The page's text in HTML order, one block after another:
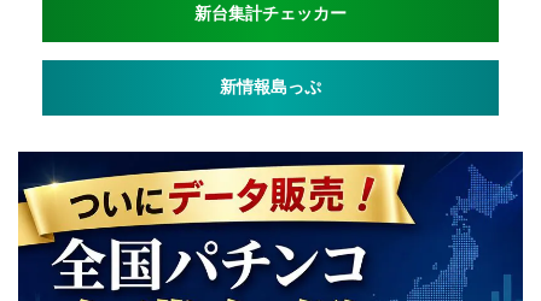
新台集計チェッカー
新情報島っぷ